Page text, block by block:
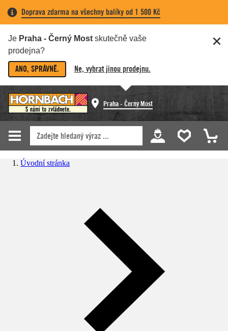
Doprava zdarma na všechny balíky od 1 500 Kč
Je Praha - Černý Most skutečně vaše
prodejna?
ANO, SPRÁVNĚ. Ne, vybrat jinou prodejnu.
Praha - Černý Most
Úvodní stránka